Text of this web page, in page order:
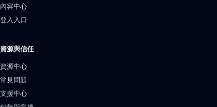
內容中心
登入入口
資源與信任
資源中心
常見問題
支援中心